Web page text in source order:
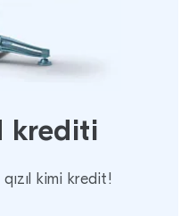
krediti
kimi kredit!